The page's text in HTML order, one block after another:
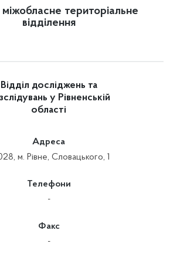
територіальне
відділення
Відділ досліджень та
у Рівненській
області
Адреса
м. Рівне, Словацького, 1
Телефони
-
Факс
-